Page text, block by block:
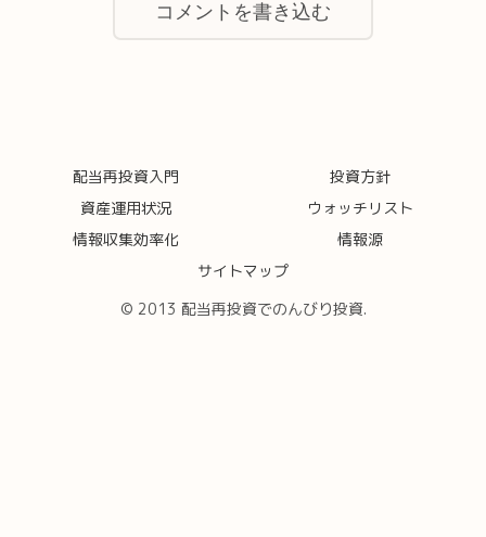
コメントを書き込む
配当再投資入門
投資方針
資産運用状況
ウォッチリスト
情報収集効率化
情報源
サイトマップ
© 2013 配当再投資でのんびり投資.